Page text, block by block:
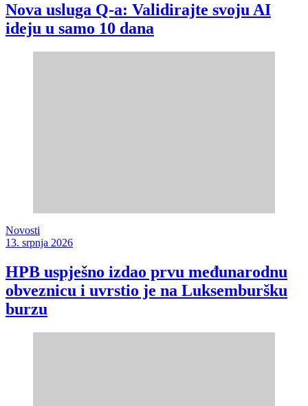
Nova usluga Q-a: Validirajte svoju AI
ideju u samo 10 dana
Novosti
13. srpnja 2026
HPB uspješno izdao prvu međunarodnu
obveznicu i uvrstio je na Luksemburšku
burzu